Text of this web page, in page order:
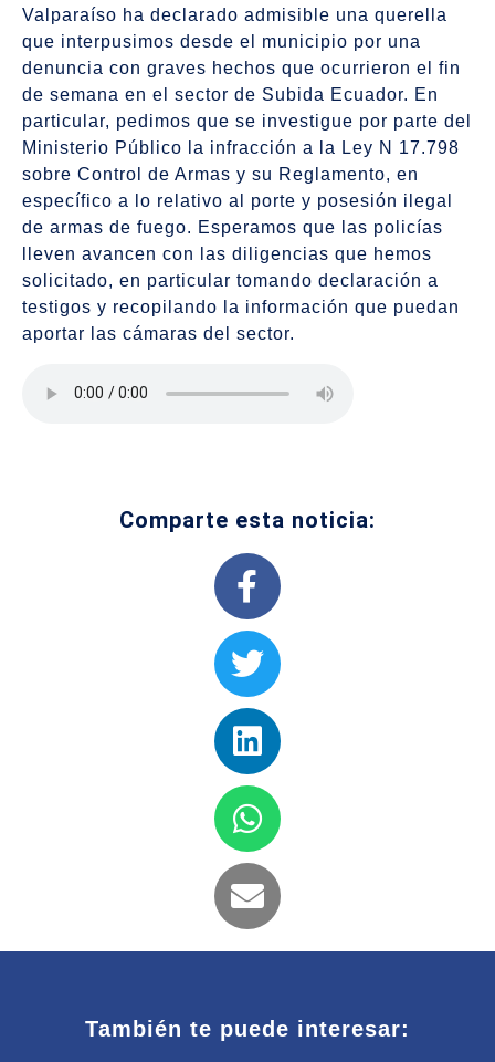
Valparaíso ha declarado admisible una querella
que interpusimos desde el municipio por una
denuncia con graves hechos que ocurrieron el fin
de semana en el sector de Subida Ecuador. En
particular, pedimos que se investigue por parte del
Ministerio Público la infracción a la Ley N 17.798
sobre Control de Armas y su Reglamento, en
específico a lo relativo al porte y posesión ilegal
de armas de fuego. Esperamos que las policías
lleven avancen con las diligencias que hemos
solicitado, en particular tomando declaración a
testigos y recopilando la información que puedan
aportar las cámaras del sector.
Comparte esta noticia:
También te puede interesar: